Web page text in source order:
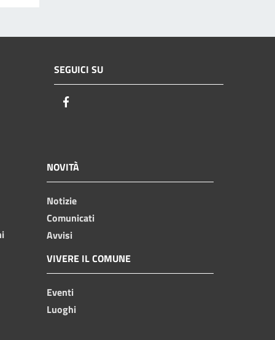
SEGUICI SU
NOVITÀ
Notizie
Comunicati
Avvisi
VIVERE IL COMUNE
Eventi
Luoghi